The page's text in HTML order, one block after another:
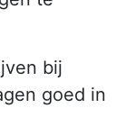
bij
goed in